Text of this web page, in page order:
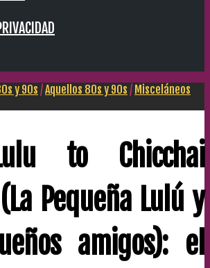
y 90s/Aquellos 80s y 90s / Misceláneos
to Chicchai
Pequeña Lulú y
amigos): el